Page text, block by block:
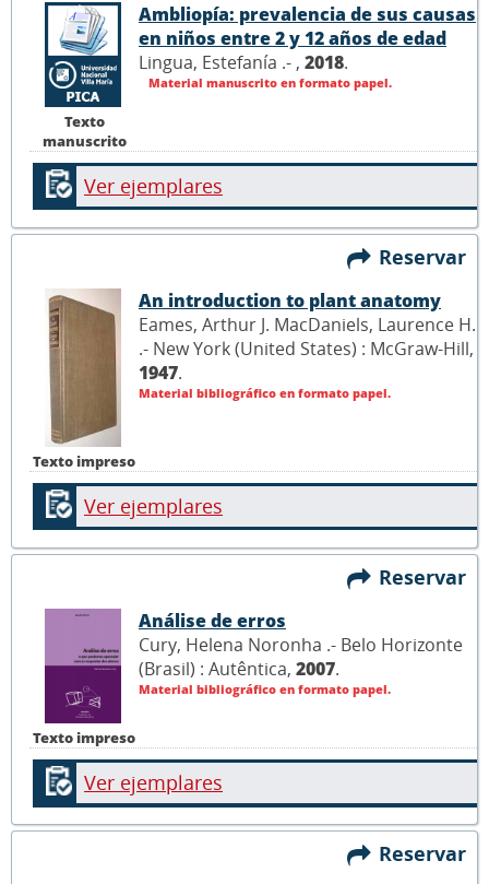
Texto
manuscrito
Ambliopía: prevalencia de sus causas
en niños entre 2 y 12 años de edad
Lingua, Estefanía .- , 2018.
Material manuscrito en formato papel.
Ver ejemplares
Reservar
Texto impreso
An introduction to plant anatomy
Eames, Arthur J. MacDaniels, Laurence H.
.- New York (United States) : McGraw-Hill,
1947.
Material bibliográfico en formato papel.
Ver ejemplares
Reservar
Texto impreso
Análise de erros
Cury, Helena Noronha .- Belo Horizonte
(Brasil) : Autêntica, 2007.
Material bibliográfico en formato papel.
Ver ejemplares
Reservar